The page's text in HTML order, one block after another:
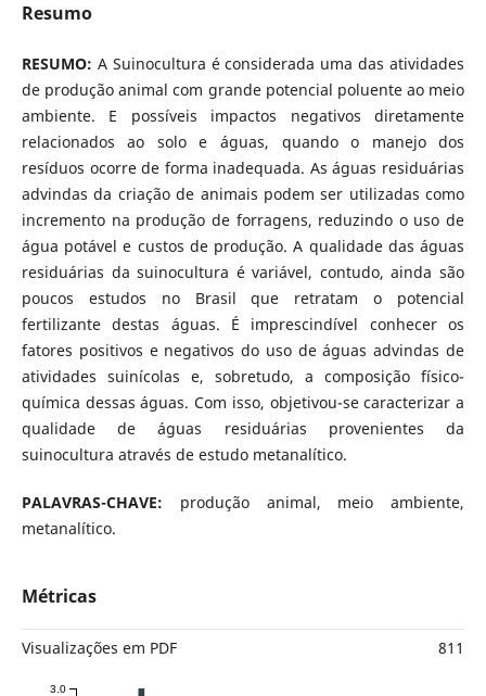
Resumo
RESUMO: A Suinocultura é considerada uma das atividades
de produção animal com grande potencial poluente ao meio
ambiente. E possíveis impactos negativos diretamente
relacionados ao solo e águas, quando o manejo dos
resíduos ocorre de forma inadequada. As águas residuárias
advindas da criação de animais podem ser utilizadas como
incremento na produção de forragens, reduzindo o uso de
água potável e custos de produção. A qualidade das águas
residuárias da suinocultura é variável, contudo, ainda são
poucos estudos no Brasil que retratam o potencial
fertilizante destas águas. É imprescindível conhecer os
fatores positivos e negativos do uso de águas advindas de
atividades suinícolas e, sobretudo, a composição físico-
química dessas águas. Com isso, objetivou-se caracterizar a
qualidade de águas residuárias provenientes da
suinocultura através de estudo metanalítico.
PALAVRAS-CHAVE: produção animal, meio ambiente,
metanalítico.
Métricas
Visualizações em PDF 811
3.0